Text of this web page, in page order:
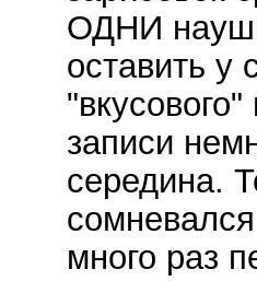
ОДНИ
оставить у
записи
середина.
много раз